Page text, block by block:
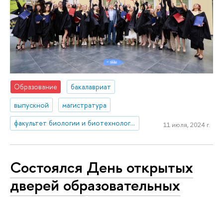
Образование
бакалавриат
выпускной
магистратура
факультет биологии и биотехнологии
11 июля, 2024 г.
Состоялся День открытых
дверей образовательных